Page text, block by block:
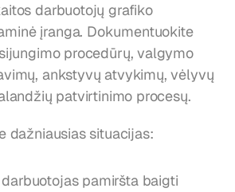
darbuotojų grafiko
įranga. Dokumentuokite
procedūrų, valgymo
ankstyvų atvykimų, vėlyvų
patvirtinimo procesų.
dažniausias situacijas:
pamiršta baigti